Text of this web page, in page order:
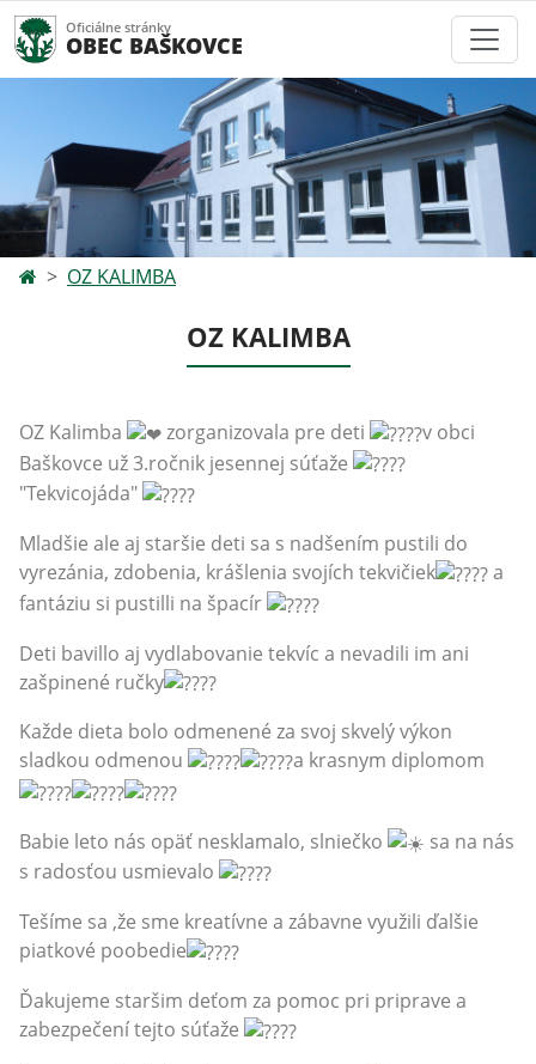
Oficiálne stránky
OBEC BAŠKOVCE
OZ KALIMBA
OZ KALIMBA
OZ Kalimba zorganizovala pre deti
v obci
Baškovce už 3.ročnik jesennej súťaže
"Tekvicojáda"
Mladšie ale aj staršie deti sa s nadšením pustili do
vyrezánia, zdobenia, krášlenia svojích tekvičiek
a
fantáziu si pustilli na špacír
Deti bavillo aj vydlabovanie tekvíc a nevadili im ani
zašpinené ručky
Každe dieta bolo odmenené za svoj skvelý výkon
sladkou odmenou
a krasnym diplomom
Babie leto nás opäť nesklamalo, slniečko
sa na nás
s radosťou usmievalo
Tešíme sa ,že sme kreatívne a zábavne využili ďalšie
piatkové poobedie
Ďakujeme staršim deťom za pomoc pri priprave a
zabezpečení tejto súťaže